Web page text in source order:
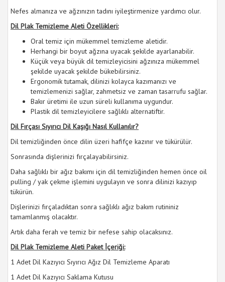
Nefes almanıza ve ağzınızın tadını iyileştirmenize yardımcı olur.
Dil Plak Temizleme Aleti Özellikleri:
Oral temiz için mükemmel temizleme aletidir.
Herhangi bir boyut ağzına uyacak şekilde ayarlanabilir.
Küçük veya büyük dil temizleyicisini ağzınıza mükemmel
şekilde uyacak şekilde bükebilirsiniz.
Ergonomik tutamak, dilinizi kolayca kazımanızı ve
temizlemenizi sağlar, zahmetsiz ve zaman tasarrufu sağlar.
Bakır üretimi ile uzun süreli kullanıma uygundur.
Plastik dil temizleyicilere sağlıklı alternatiftir.
Dil Fırçası Sıyırıcı Dil Kaşığı Nasıl Kullanılır?
Dil temizliğinden önce dilin üzeri hafifçe kazınır ve tükürülür.
Sonrasında dişlerinizi fırçalayabilirsiniz.
Daha sağlıklı bir ağız bakımı için dil temizliğinden hemen önce oil
pulling / yak çekme işlemini uygulayın ve sonra dilinizi kazıyıp
tükürün.
Dişlerinizi fırçaladıktan sonra sağlıklı ağız bakım rutininiz
tamamlanmış olacaktır.
Artık daha ferah ve temiz bir nefese sahip olacaksınız.
Dil Plak Temizleme Aleti Paket İçeriği:
1 Adet Dil Kazıyıcı Sıyırıcı Ağız Dil Temizleme Aparatı
1 Adet Dil Kazıyıcı Saklama Kutusu